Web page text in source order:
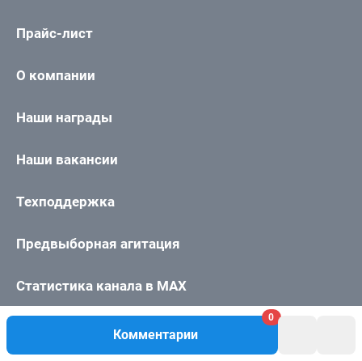
Комментарии
0
Прайс-лист
О компании
Наши награды
Наши вакансии
Техподдержка
Предвыборная агитация
Статистика канала в MAX
Все города сети